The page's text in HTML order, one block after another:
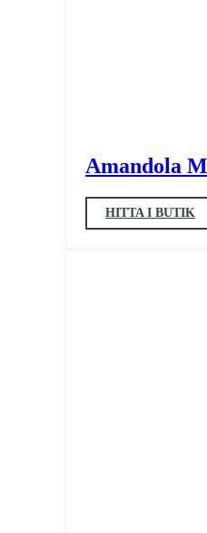
Amandola
HITTA I BUTIK